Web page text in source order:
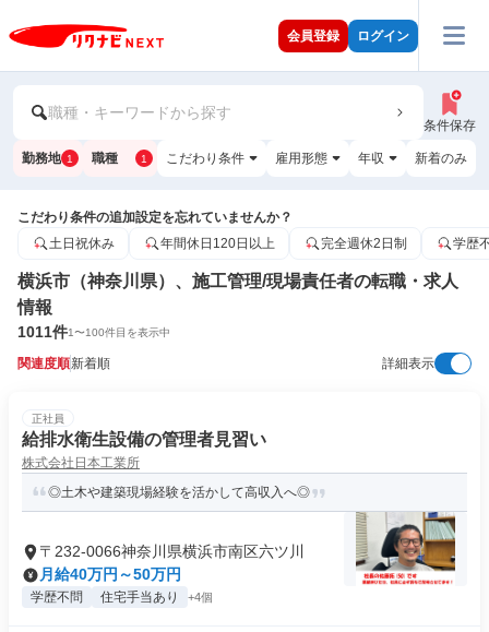
会員登録 ログイン
職種・キーワードから探す
条件保存
勤務地 1 職種 1 こだわり条件 雇用形態 年収 新着のみ
こだわり条件の追加設定を忘れていませんか？
土日祝休み
年間休日120日以上 完全週休2日制 学歴
横浜市（神奈川県）、施工管理/現場責任者の転職・求人
情報
1011件1〜100件目を表示中
関連度順新着順 詳細表示
正社員
給排水衛生設備の管理者見習い
株式会社日本工業所
◎土木や建築現場経験を活かして高収入へ◎
〒232-0066神奈川県横浜市南区六ツ川
月給40万円～50万円
学歴不問 住宅手当あり +4個